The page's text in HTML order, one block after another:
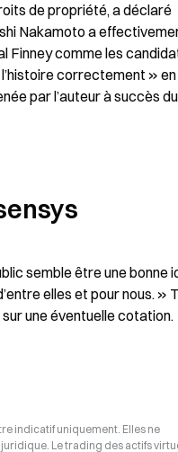
de propriété, a déclaré
Nakamoto a
Finney comme les
l’histoire correctement » en
par l’auteur à succès du
semble être une bonne
elles et pour nous. »
une éventuelle cotation.
indicatif uniquement. Elles ne
juridique. Le trading des actifs